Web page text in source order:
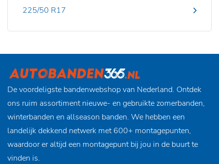
225/50 R17
De voordeligste bandenwebshop van Nederland. Ontdek
ons ruim assortiment nieuwe- en gebruikte zomerbanden,
winterbanden en allseason banden. We hebben een
landelijk dekkend netwerk met 600+ montagepunten,
waardoor er altijd een montagepunt bij jou in de buurt te
vinden is.